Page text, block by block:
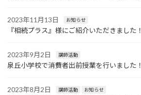
2023年11月13日 お知らせ
『相続プラス』様にご紹介いただきました！
2023年9月2日 講師活動
泉丘小学校で消費者出前授業を行いました！
2023年8月2日 講師活動 お知らせ